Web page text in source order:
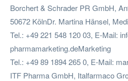
Borchert & Schrader PR GmbH,
50672 KölnDr. Martina Hänsel,
Tel.: +49 221 548 120 03, E-Mail:
pharmamarketing.deMarketing
Tel.: +49 89 1894 265 0, E-Mail:
ITF Pharma GmbH, Italfarmaco